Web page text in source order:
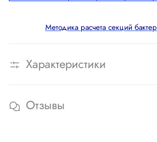
Методика расчета секций
Характеристики
Отзывы